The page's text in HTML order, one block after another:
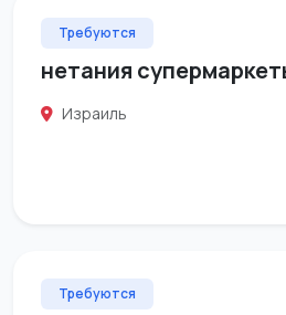
Требуются
нетания
Израиль
Требуются